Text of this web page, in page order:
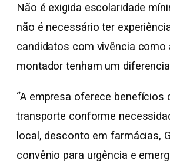
Não é exigida escolaridade
não é necessário ter
candidatos com vivência como
montador tenham um
“A empresa oferece benefícios
transporte conforme
local, desconto em farmácias,
convênio para urgência e